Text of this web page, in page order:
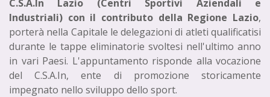
C.S.A.In Lazio (Centri Sportivi Aziendali e
Industriali) con il contributo della Regione Lazio,
porterà nella Capitale le delegazioni di atleti qualificatisi
durante le tappe eliminatorie svoltesi nell'ultimo anno
in vari Paesi. L'appuntamento risponde alla vocazione
del C.S.A.In, ente di promozione storicamente
impegnato nello sviluppo dello sport.